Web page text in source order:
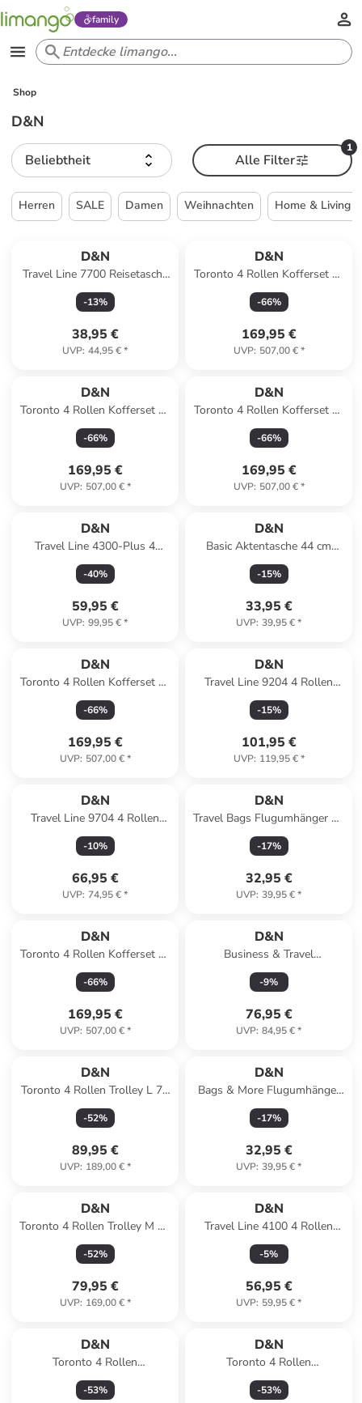
family
Shop
D&N
Beliebtheit
1
Alle Filter
Herren SALE Damen Weihnachten Home & Living
D&N
Travel Line 7700 Reisetasche
59 cm in rot-
-13%
38,95 €
UVP: 44,95 €*
D&N
Toronto 4 Rollen Kofferset 3-
teilig mit Dehnfalte in greyed
sage
-66%
169,95 €
UVP: 507,00 €*
D&N
Toronto 4 Rollen Kofferset 3-
teilig mit Dehnfalte in navy
-66%
169,95 €
UVP: 507,00 €*
D&N
Toronto 4 Rollen Kofferset 3-
teilig mit Dehnfalte in teal
blue
-66%
169,95 €
UVP: 507,00 €*
D&N
Travel Line 4300-Plus 4
Rollen Trolley M 65 cm mit
Dehnfalte in black
-40%
59,95 €
UVP: 99,95 €*
D&N
Basic Aktentasche 44 cm
Laptopfach in grau
-15%
33,95 €
UVP: 39,95 €*
D&N
Toronto 4 Rollen Kofferset 3-
teilig mit Dehnfalte in mocha
brown
-66%
169,95 €
UVP: 507,00 €*
D&N
Travel Line 9204 4 Rollen
Trolley L 76 cm mit Dehnfalte
in purple
-15%
101,95 €
UVP: 119,95 €*
D&N
Travel Line 9704 4 Rollen
Kabinentrolley S 55 cm mit
Dehnfalte in dark blue
-10%
66,95 €
UVP: 74,95 €*
D&N
Travel Bags Flugumhänger 39
cm in schwarz
-17%
32,95 €
UVP: 39,95 €*
D&N
Toronto 4 Rollen Kofferset 3-
teilig mit Dehnfalte in black
-66%
169,95 €
UVP: 507,00 €*
D&N
Business & Travel
Pilotenkoffer 46 cm in
schwarz
-9%
76,95 €
UVP: 84,95 €*
D&N
Toronto 4 Rollen Trolley L 75
cm mit Dehnfalte in teal blue
-52%
89,95 €
UVP: 189,00 €*
D&N
Bags & More Flugumhänger
38 cm in schwarz
-17%
32,95 €
UVP: 39,95 €*
D&N
Toronto 4 Rollen Trolley M 65
cm mit Dehnfalte in greyed
sage
-52%
79,95 €
UVP: 169,00 €*
D&N
Travel Line 4100 4 Rollen
Kabinentrolley S 53 cm in
petrol
-5%
56,95 €
UVP: 59,95 €*
D&N
Toronto 4 Rollen
Kabinentrolley S 54 cm mit
Dehnfalte in mocha brown
-53%
D&N
Toronto 4 Rollen
Kabinentrolley S 54 cm mit
Dehnfalte in navy
-53%